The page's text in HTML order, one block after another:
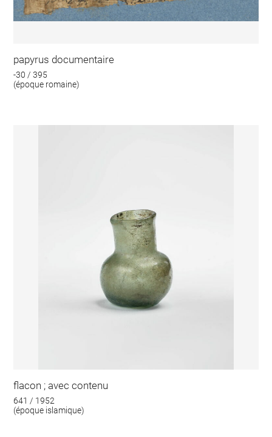
papyrus documentaire
-30 / 395
(époque romaine)
flacon ; avec contenu
641 / 1952
(époque islamique)